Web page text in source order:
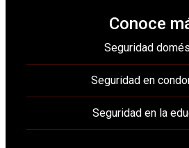
Conoce
Seguridad
Seguridad en
Seguridad en la